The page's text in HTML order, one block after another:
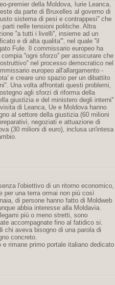
premier della Moldova, Iurie Leanca,
da parte di Bruxelles al governo di
sistema di pesi e contrappesi'' che
nelle tensioni politiche. Altra
''a tutti i livelli'', insieme ad un
e di alta qualita''', nel quale ''il
Fule. Il commissario europeo ha
''ogni sforzo'' per assicurare che
nel processo democratico nel
europeo all'allargamento -
e creare uno spazio per un dibattito
Una volta affrontati questi problemi,
agli sforzi di riforma della
giustizia e del ministero degli interni''
di Leanca, Ue e Moldova hanno
al settore della giustizia (60 milioni
negoziati e attuazione di
(30 milioni di euro), inclusa un'intesa
l'obiettivo di un ritorno economico,
per una terra ormai non più così
di persone hanno fatto di Moldweb
abbia interesse alla Moldavia.
più o meno stretti, sono
accompagnate fino al fatidico si.
chi aveva bisogno di una parola di
concreto.
rimane primo portale italiano dedicato